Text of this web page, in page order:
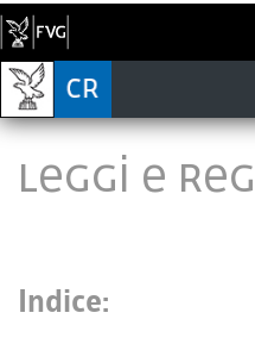
LEGGI E
Indice: